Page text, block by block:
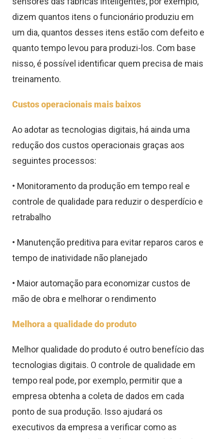
dizem quantos itens o funcionário produziu em
um dia, quantos desses itens estão com defeito e
quanto tempo levou para produzi-los. Com base
nisso, é possível identificar quem precisa de mais
treinamento.
Custos operacionais mais baixos
Ao adotar as tecnologias digitais, há ainda uma
redução dos custos operacionais graças aos
seguintes processos:
• Monitoramento da produção em tempo real e
controle de qualidade para reduzir o desperdício e
retrabalho
• Manutenção preditiva para evitar reparos caros e
tempo de inatividade não planejado
• Maior automação para economizar custos de
mão de obra e melhorar o rendimento
Melhora a qualidade do produto
Melhor qualidade do produto é outro benefício das
tecnologias digitais. O controle de qualidade em
tempo real pode, por exemplo, permitir que a
empresa obtenha a coleta de dados em cada
ponto de sua produção. Isso ajudará os
executivos da empresa a verificar como as